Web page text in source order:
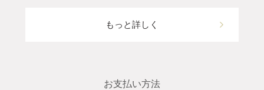
もっと詳しく
お支払い方法